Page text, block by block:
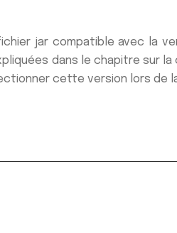
jar compatible avec la
dans le chapitre sur
cette version lors de